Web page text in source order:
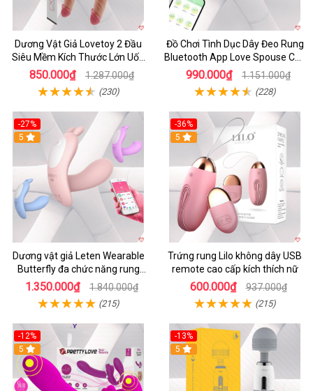
Dương Vật Giả Lovetoy 2 Đầu
Siêu Mềm Kích Thước Lớn Uốn
Cong
850.000₫ 1.287.000₫
(230)
Đồ Chơi Tình Dục Dây Đeo Rung
Bluetooth App Love Spouse Cho
Les
990.000₫ 1.151.000₫
(228)
-27%
5
Dương vật giả Leten Wearable
Butterfly đa chức năng rung
mạnh điều khiển app bluetooth
1.350.000₫ 1.840.000₫
(215)
-36%
5
Trứng rung Lilo không dây USB
remote cao cấp kích thích nữ
600.000₫ 937.000₫
(215)
-12%
5
-13%
5